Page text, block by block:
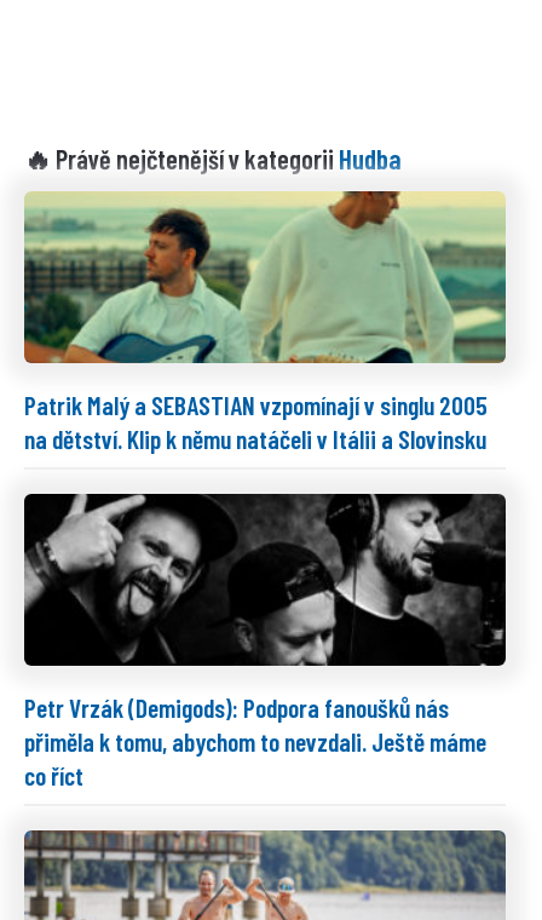
🔥 Právě nejčtenější v kategorii Hudba
Patrik Malý a SEBASTIAN vzpomínají v singlu 2005
na dětství. Klip k němu natáčeli v Itálii a Slovinsku
Petr Vrzák (Demigods): Podpora fanoušků nás
přiměla k tomu, abychom to nevzdali. Ještě máme
co říct